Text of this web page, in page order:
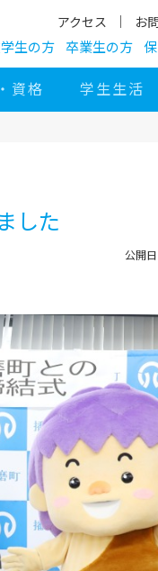
アクセス お
生の方 卒業生の方
資格 学生生活
した
公開